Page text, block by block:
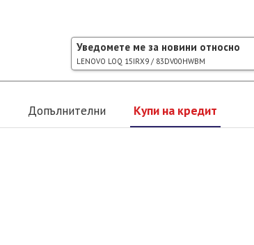
Уведомете ме за новини относно
LENOVO LOQ 15IRX9 / 83DV00HWBM
Допълнителни Купи на кредит